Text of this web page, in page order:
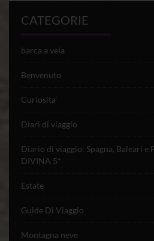
CATEGORIE
barca a vela
Benvenuto
Curiosita'
Diari di viaggio
Diario di viaggio: Spagna, Baleari e
DIVINA 5*
Estate
Guide Di Viaggio
Montagna neve